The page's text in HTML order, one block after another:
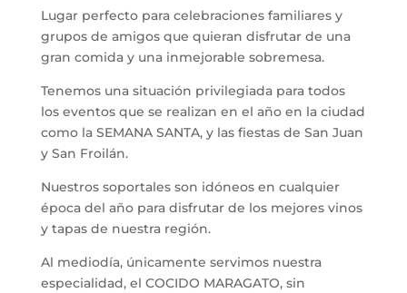
Lugar perfecto para celebraciones familiares y
grupos de amigos que quieran disfrutar de una
gran comida y una inmejorable sobremesa.
Tenemos una situación privilegiada para todos
los eventos que se realizan en el año en la ciudad
como la SEMANA SANTA, y las fiestas de San Juan
y San Froilán.
Nuestros soportales son idóneos en cualquier
época del año para disfrutar de los mejores vinos
y tapas de nuestra región.
Al mediodía, únicamente servimos nuestra
especialidad, el COCIDO MARAGATO, sin